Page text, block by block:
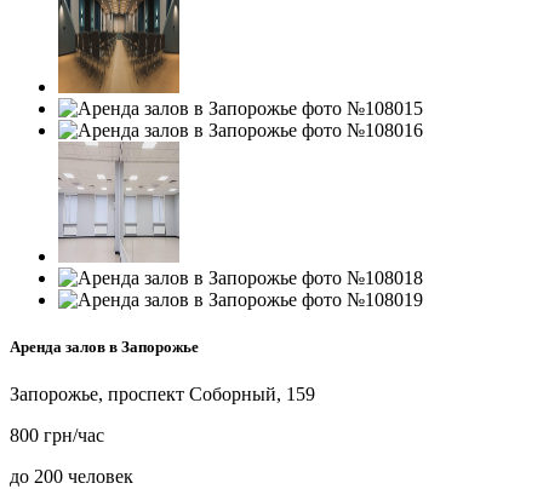
Аренда залов в Запорожье
Запорожье, проспект Соборный, 159
800 грн/час
до 200 человек